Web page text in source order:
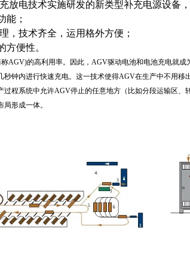
电技术实施研发的新类型补充电源设备
能；
技术齐全，运用格外方便；
便性。
AGV)的高利用率。因此，AGV驱动电池和电池充电就成
秒钟内进行快速充电。这一技术使得AGV在生产中不用移
过程系统中允许AGV停止的任意地方（比如分段运输区、
形成一体。